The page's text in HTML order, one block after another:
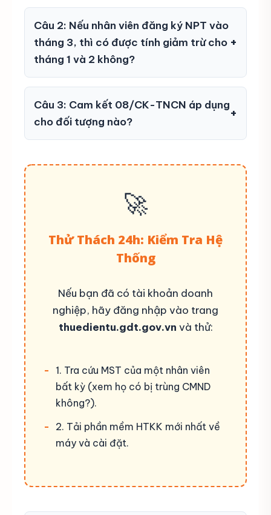
Câu 2: Nếu nhân viên đăng ký NPT vào
tháng 3, thì có được tính giảm trừ cho
tháng 1 và 2 không?
Câu 3: Cam kết 08/CK-TNCN áp dụng
cho đối tượng nào?
🚀
Thử Thách 24h: Kiểm Tra Hệ
Thống
Nếu bạn đã có tài khoản doanh
nghiệp, hãy đăng nhập vào trang
thuedientu.gdt.gov.vn và thử:
1. Tra cứu MST của một nhân viên
bất kỳ (xem họ có bị trùng CMND
không?).
2. Tải phần mềm HTKK mới nhất về
máy và cài đặt.